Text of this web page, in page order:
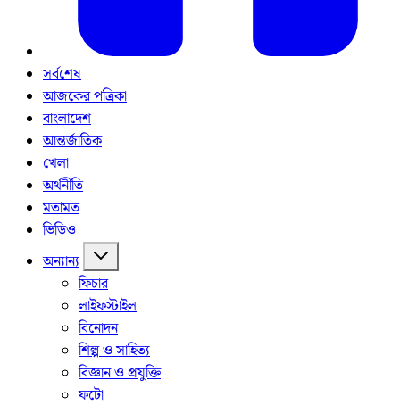
সর্বশেষ
আজকের পত্রিকা
বাংলাদেশ
আন্তর্জাতিক
খেলা
অর্থনীতি
মতামত
ভিডিও
অন্যান্য
ফিচার
লাইফস্টাইল
বিনোদন
শিল্প ও সাহিত্য
বিজ্ঞান ও প্রযুক্তি
ফটো